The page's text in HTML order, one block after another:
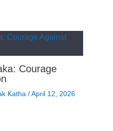
Courage
Katha /April 12, 2026